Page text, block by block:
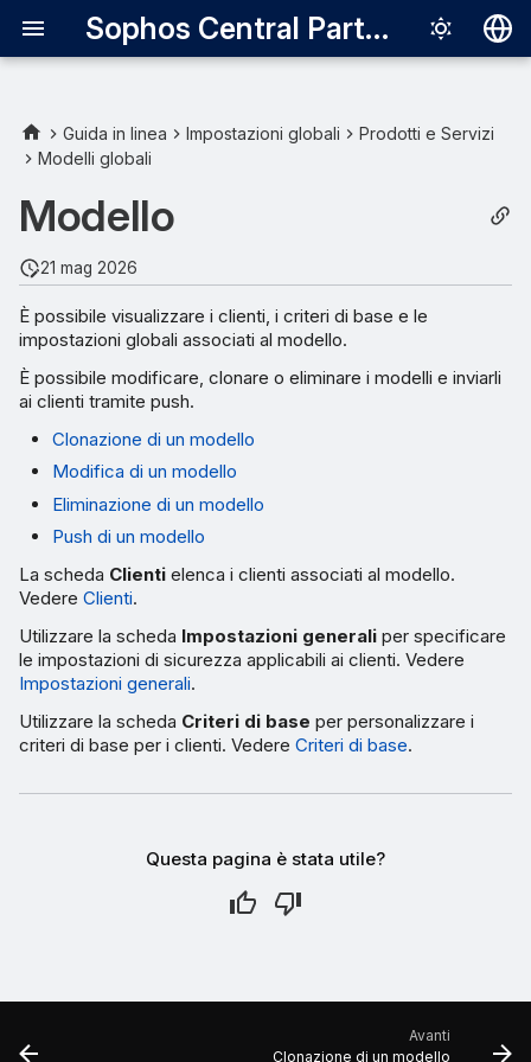
Sophos Central Partner
English
Português
Guida in linea Impostazioni globali
Prodotti e Servizi
Modelli globali
Modello
21 mag 2026
È possibile visualizzare i clienti, i criteri di base e le
impostazioni globali associati al modello.
È possibile modificare, clonare o eliminare i modelli e inviarli
ai clienti tramite push.
Clonazione di un modello
Modifica di un modello
Eliminazione di un modello
Push di un modello
La scheda Clienti elenca i clienti associati al modello.
Vedere Clienti.
Utilizzare la scheda Impostazioni generali per specificare
le impostazioni di sicurezza applicabili ai clienti. Vedere
Impostazioni generali.
Utilizzare la scheda Criteri di base per personalizzare i
criteri di base per i clienti. Vedere Criteri di base.
Questa pagina è stata utile?
Avanti
Clonazione di un modello